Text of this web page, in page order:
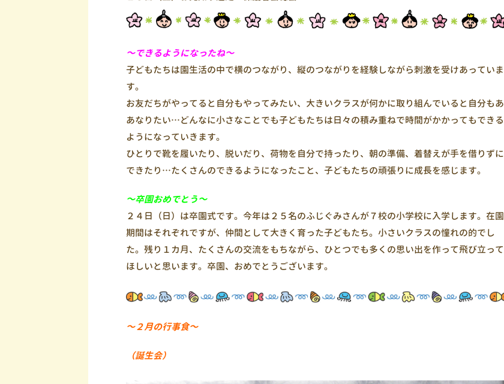
～できるようになったね～
子どもたちは園生活の中で横のつながり、縦のつながりを経験しながら刺激を受けあっていま
す。
お友だちがやってると自分もやってみたい、大きいクラスが何かに取り組んでいると自分もあ
あなりたい…どんなに小さなことでも子どもたちは日々の積み重ねで時間がかかってもできる
ようになっていきます。
ひとりで靴を履いたり、脱いだり、荷物を自分で持ったり、朝の準備、着替えが手を借りずに
できたり…たくさんのできるようになったこと、子どもたちの頑張りに成長を感じます。
～卒園おめでとう～
２４日（日）は卒園式です。今年は２５名のふじぐみさんが７校の小学校に入学します。在園
期間はそれぞれですが、仲間として大きく育った子どもたち。小さいクラスの憧れの的でし
た。残り１カ月、たくさんの交流をもちながら、ひとつでも多くの思い出を作って飛び立って
ほしいと思います。卒園、おめでとうございます。
～２月の行事食～
（誕生会）